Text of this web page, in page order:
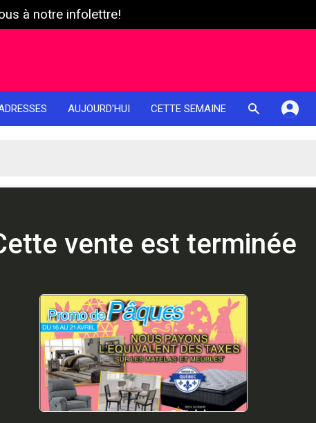
à notre infolettre!
AUJOURD'HUI CETTE SEMAINE
vente est terminée